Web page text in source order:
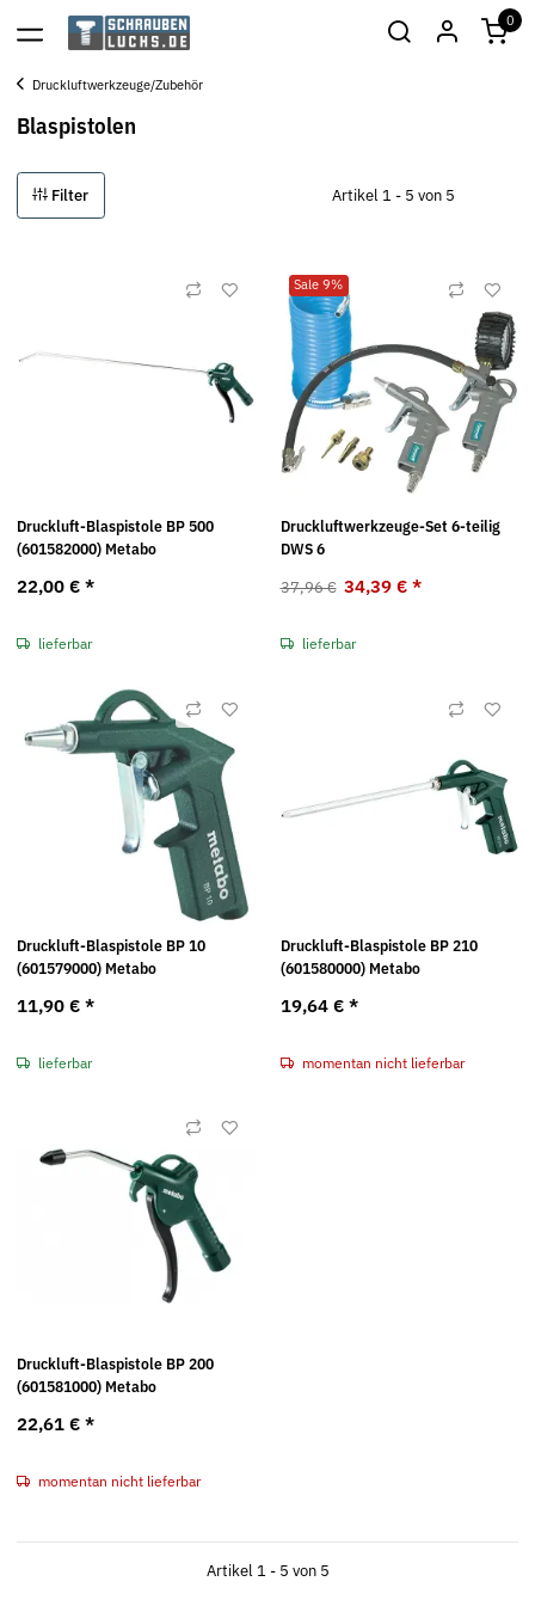
0
Druckluftwerkzeuge/Zubehör
Blaspistolen
Filter Artikel 1 - 5 von 5
Druckluft-Blaspistole BP 500
(601582000) Metabo
22,00 € *
lieferbar
Sale 9%
Druckluftwerkzeuge-Set 6-teilig
DWS 6
37,96 € 34,39 € *
lieferbar
Druckluft-Blaspistole BP 10
(601579000) Metabo
11,90 € *
lieferbar
Druckluft-Blaspistole BP 210
(601580000) Metabo
19,64 € *
momentan nicht lieferbar
Druckluft-Blaspistole BP 200
(601581000) Metabo
22,61 € *
momentan nicht lieferbar
Artikel 1 - 5 von 5